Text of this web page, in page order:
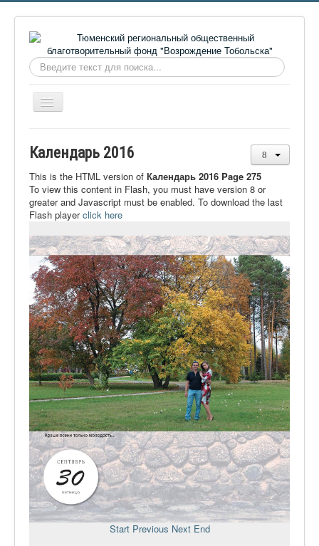
Искать...
Включить/
выключить
О фонде
Онлайн библиотека
Видеоматериалы
Контакты
Сайт проекта Достоевский
Ермаковополе.рф
Календарь 2016
This is the HTML version of Календарь 2016 Page 275
To view this content in Flash, you must have version 8 or
greater and Javascript must be enabled. To download the last
Flash playerclick here
Start Previous Next End